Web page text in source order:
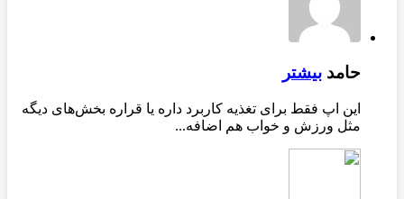
حامد بیشتر
این اپ فقط برای تغذیه کاربرد داره یا قراره بخش‌های دیگه
مثل ورزش و خواب هم اضافه...